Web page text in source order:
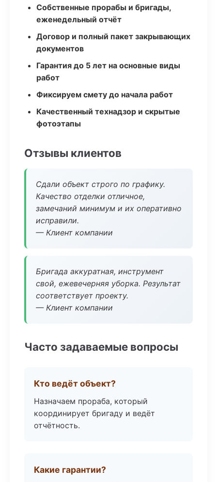
Собственные прорабы и бригады,
еженедельный отчёт
Договор и полный пакет закрывающих
документов
Гарантия до 5 лет на основные виды
работ
Фиксируем смету до начала работ
Качественный технадзор и скрытые
фотоэтапы
Отзывы клиентов
Сдали объект строго по графику.
Качество отделки отличное,
замечаний минимум и их оперативно
исправили.
— Клиент компании
Бригада аккуратная, инструмент
свой, ежевечерняя уборка. Результат
соответствует проекту.
— Клиент компании
Часто задаваемые вопросы
Кто ведёт объект?
Назначаем прораба, который
координирует бригаду и ведёт
отчётность.
Какие гарантии?